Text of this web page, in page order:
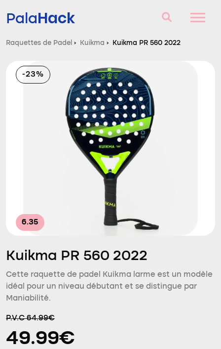
PalaHack
Questions et réponses
Comparateur
Raquettes de Padel › Kuikma › Kuikma PR 560 2022
-23%
6.35
Kuikma PR 560 2022
Cette raquette de padel Kuikma larme est un modèle
idéal pour un niveau débutant et se distingue par
Maniabilité.
P.V.C 64.99€
49.99€